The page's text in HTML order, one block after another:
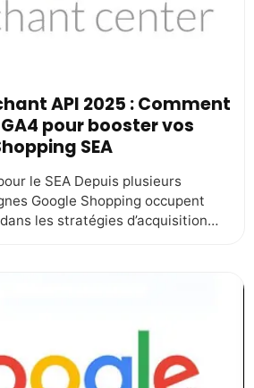
API 2025 : Comment
pour booster vos
SEA
le SEA Depuis plusieurs
Google Shopping occupent
les stratégies d’acquisition
qu’il n’y paraît. Mettre à jour